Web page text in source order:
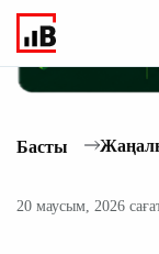
Басты
20 маусым, 2026